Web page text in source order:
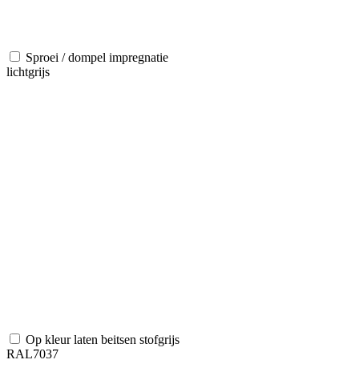
Sproei / dompel impregnatie
lichtgrijs
Op kleur laten beitsen stofgrijs
RAL7037